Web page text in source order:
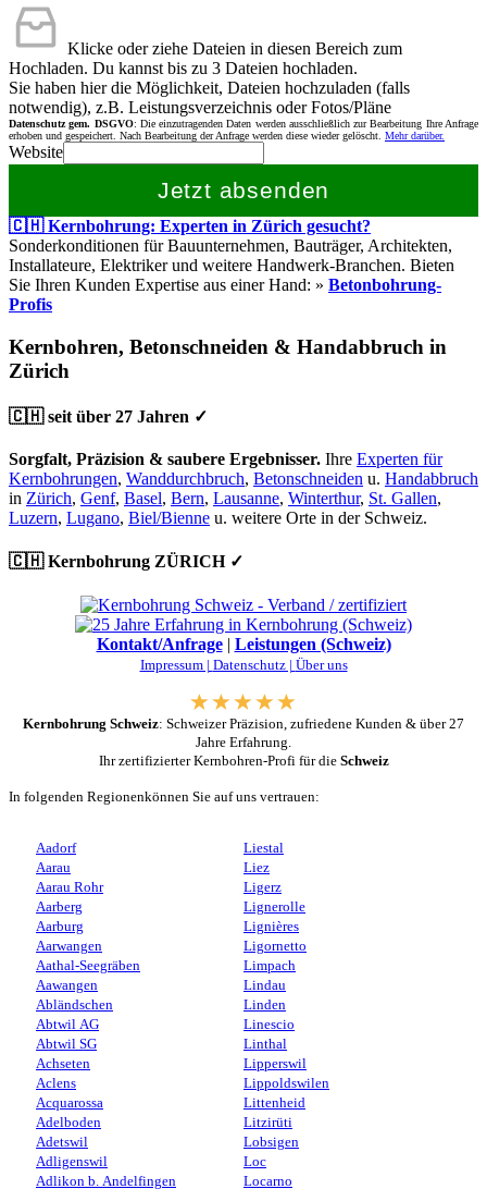
Klicke oder ziehe Dateien in diesen Bereich zum
Hochladen. Du kannst bis zu 3 Dateien hochladen.
Sie haben hier die Möglichkeit, Dateien hochzuladen (falls
notwendig), z.B. Leistungsverzeichnis oder Fotos/Pläne
Datenschutz gem. DSGVO: Die einzutragenden Daten werden ausschließlich zur Bearbeitung Ihre Anfrage
erhoben und gespeichert. Nach Bearbeitung der Anfrage werden diese wieder gelöscht. Mehr darüber.
Website
Jetzt absenden
🇨🇭 Kernbohrung: Experten in Zürich gesucht?
Sonderkonditionen für Bauunternehmen, Bauträger, Architekten,
Installateure, Elektriker und weitere Handwerk-Branchen. Bieten
Sie Ihren Kunden Expertise aus einer Hand: » Betonbohrung-
Profis
Kernbohren, Betonschneiden & Handabbruch in
Zürich
🇨🇭 seit über 27 Jahren ✓
Sorgfalt, Präzision & saubere Ergebnisser. Ihre Experten für
Kernbohrungen, Wanddurchbruch, Betonschneiden u. Handabbruch
in Zürich, Genf, Basel, Bern, Lausanne, Winterthur, St. Gallen,
Luzern, Lugano, Biel/Bienne u. weitere Orte in der Schweiz.
🇨🇭 Kernbohrung ZÜRICH ✓
Kontakt/Anfrage| Leistungen (Schweiz)
Impressum | Datenschutz | Über uns
Kernbohrung Schweiz: Schweizer Präzision, zufriedene Kunden & über 27
Jahre Erfahrung.
Ihr zertifizierter Kernbohren-Profi für die Schweiz
In folgenden Regionenkönnen Sie auf uns vertrauen:
Aadorf
Aarau
Aarau Rohr
Aarberg
Aarburg
Aarwangen
Aathal-Seegräben
Aawangen
Abländschen
Abtwil AG
Abtwil SG
Achseten
Aclens
Acquarossa
Adelboden
Adetswil
Adligenswil
Adlikon b. Andelfingen
Liestal
Liez
Ligerz
Lignerolle
Lignières
Ligornetto
Limpach
Lindau
Linden
Linescio
Linthal
Lipperswil
Lippoldswilen
Littenheid
Litzirüti
Lobsigen
Loc
Locarno